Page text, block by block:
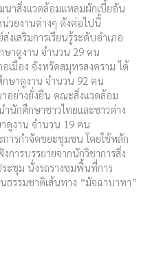
นาสิ่งแวดล้อมแหลมผักเบี้ยอัน
วยงานต่างๆ ดังต่อไปนี้
เสริมการเรียนรู้ระดับอำเภอ
ษาดูงาน จำนวน 29 คน
เมือง จังหวัดสมุทรสงคราม ได้
ษาดูงาน จำนวน 92 คน
อย่างยั่งยืน คณะสิ่งแวดล้อม
นักศึกษาชาวไทยและชาวต่าง
ดูงาน จำนวน 19 คน
การกำจัดขยะชุมชน โดยใช้หลัก
ารบรรยายจากนักวิชาการสิ่ง
ะชุม นั่งรถรางชมพื้นที่การ
ธรรมชาติเส้นทาง “มัจฉาบาทา”